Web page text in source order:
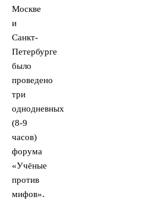
Москве
и
Санкт-
Петербурге
было
проведено
три
однодневных
(8-9
часов)
форума
«Учёные
против
мифов».